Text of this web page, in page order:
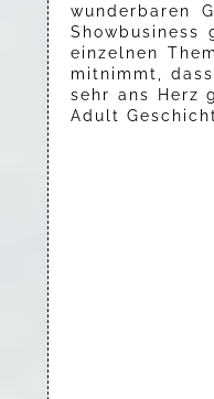
wunderbaren
einzelnen
mitnimmt,
sehr ans Herz
Adult